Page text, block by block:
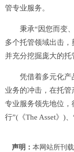
管专业服务。
秉承“因您而变、
多个托管领域出击
并充分挖掘庞大的
凭借着多元化产品
业务的冲击，在托
专业服务领先地位，
行”(《The Asset》)
声明： 本网站所刊